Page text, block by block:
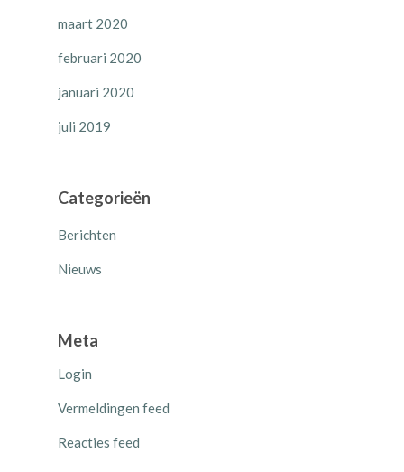
maart 2020
februari 2020
januari 2020
juli 2019
Categorieën
Berichten
Nieuws
Meta
Login
Vermeldingen feed
Reacties feed